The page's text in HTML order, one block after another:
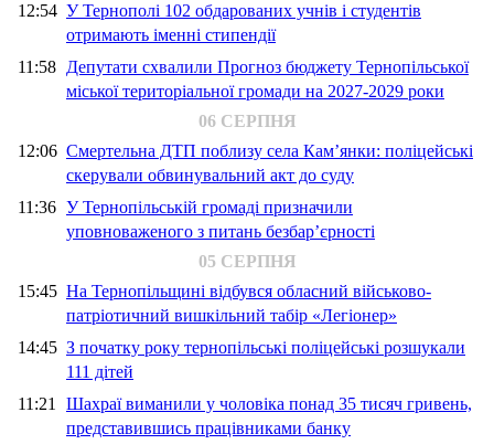
12:54 У Тернополі 102 обдарованих учнів і студентів
отримають іменні стипендії
11:58 Депутати схвалили Прогноз бюджету Тернопільської
міської територіальної громади на 2027-2029 роки
06 СЕРПНЯ
12:06 Смертельна ДТП поблизу села Кам’янки: поліцейські
скерували обвинувальний акт до суду
11:36 У Тернопільській громаді призначили
уповноваженого з питань безбар’єрності
05 СЕРПНЯ
15:45 На Тернопільщині відбувся обласний військово-
патріотичний вишкільний табір «Легіонер»
14:45 З початку року тернопільські поліцейські розшукали
111 дітей
11:21 Шахраї виманили у чоловіка понад 35 тисяч гривень,
представившись працівниками банку